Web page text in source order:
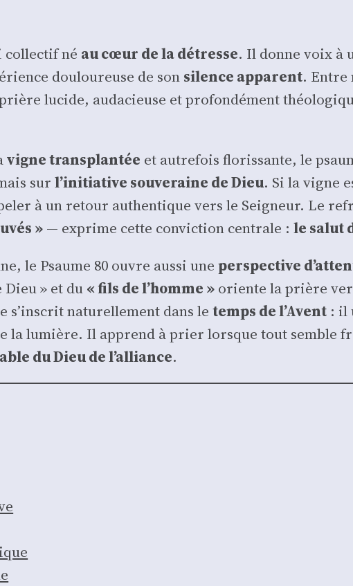
col­lec­tif né au cœur de la détresse. Il donne voix à
dou­lou­reuse de son silence appa­rent. Entre
lucide, auda­cieuse et pro­fon­dé­ment
vigne trans­plan­tée et autre­fois flo­ris­sante, le
surl’initiative sou­ve­raine de Dieu. Si la vigne
à un retour authen­tique vers le Sei­gneur. Le
» — exprime cette convic­tion cen­trale :le salut
le Psaume 80 ouvre aus­si unepers­pec­tive
Dieu » et du « fils de l’homme » oriente la prière
s’inscrit natu­rel­le­ment dans letemps de l’Avent : il
la lumière. Il apprend à prier lorsque tout semble
du Dieu de l’alliance.